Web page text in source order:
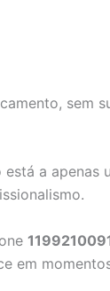
sem
a apenas
em